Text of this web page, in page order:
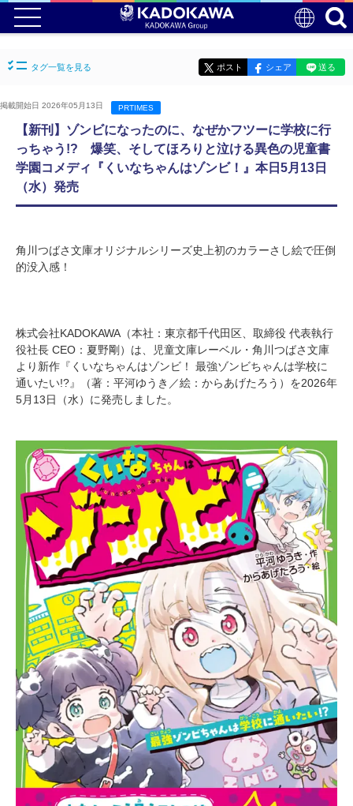
タグ一覧を見る ポスト シェア 送る
掲載開始日 2026年05月13日 PRTIMES
【新刊】ゾンビになったのに、なぜかフツーに学校に行
っちゃう!? 爆笑、そしてほろりと泣ける異色の児童書
学園コメディ『くいなちゃんはゾンビ！』本日5月13日
（水）発売
角川つばさ文庫オリジナルシリーズ史上初のカラーさし絵で圧倒
的没入感！
株式会社KADOKAWA（本社：東京都千代田区、取締役 代表執行
役社長 CEO：夏野剛）は、児童文庫レーベル・角川つばさ文庫
より新作『くいなちゃんはゾンビ！ 最強ゾンビちゃんは学校に
通いたい!?』（著：平河ゆうき／絵：からあげたろう）を2026年
5月13日（水）に発売しました。